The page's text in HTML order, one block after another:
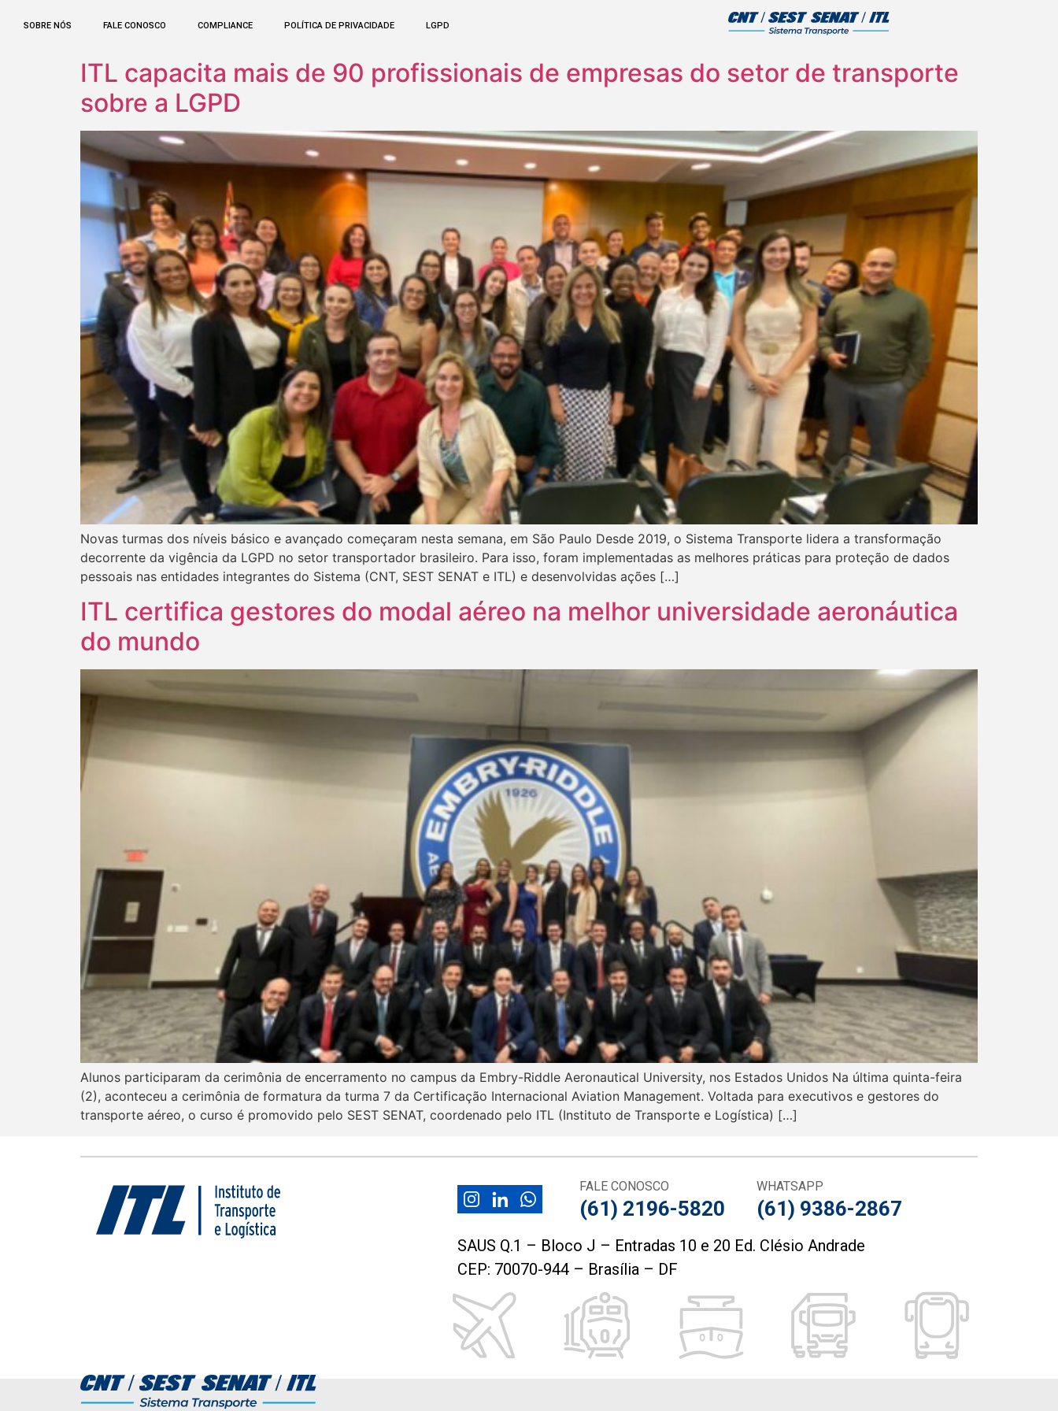
SOBRE NÓS FALE CONOSCO COMPLIANCE POLÍTICA DE PRIVACIDADE LGPD
ITL capacita mais de 90 profissionais de empresas do setor de transporte
sobre a LGPD
Novas turmas dos níveis básico e avançado começaram nesta semana, em São Paulo Desde 2019, o Sistema Transporte lidera a transformação
decorrente da vigência da LGPD no setor transportador brasileiro. Para isso, foram implementadas as melhores práticas para proteção de dados
pessoais nas entidades integrantes do Sistema (CNT, SEST SENAT e ITL) e desenvolvidas ações […]
ITL certifica gestores do modal aéreo na melhor universidade aeronáutica
do mundo
Alunos participaram da cerimônia de encerramento no campus da Embry-Riddle Aeronautical University, nos Estados Unidos Na última quinta-feira
(2), aconteceu a cerimônia de formatura da turma 7 da Certificação Internacional Aviation Management. Voltada para executivos e gestores do
transporte aéreo, o curso é promovido pelo SEST SENAT, coordenado pelo ITL (Instituto de Transporte e Logística) […]
FALE CONOSCO
(61) 2196-5820
WHATSAPP
(61) 9386-2867
SAUS Q.1 – Bloco J – Entradas 10 e 20 Ed. Clésio Andrade
CEP: 70070-944 – Brasília – DF